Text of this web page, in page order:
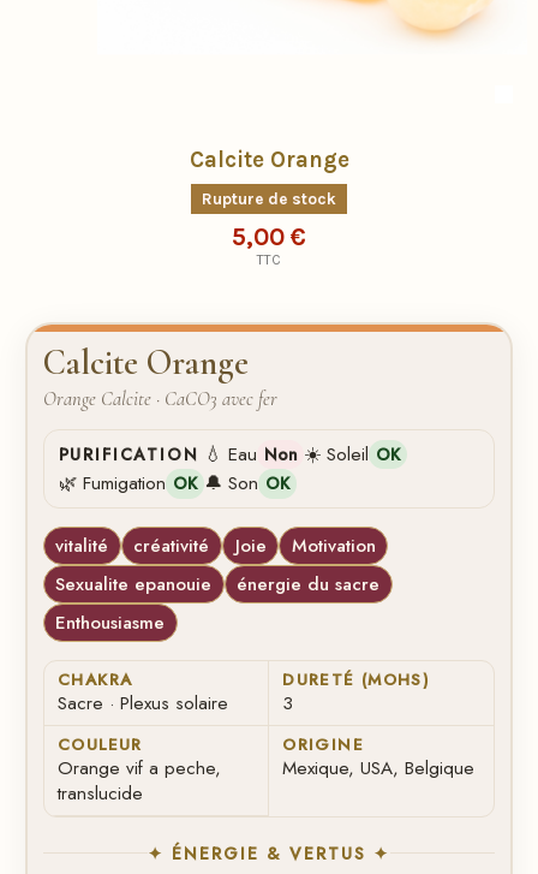
Calcite Orange
Rupture de stock
5,00 €
TTC
Calcite Orange
Orange Calcite · CaCO3 avec fer
PURIFICATION 💧 Eau Non ☀️ Soleil OK
🌿 Fumigation OK 🔔 Son OK
vitalité créativité Joie
Motivation
Sexualite epanouie
énergie du sacre
Enthousiasme
CHAKRA
Sacre · Plexus solaire
DURETÉ (MOHS)
3
COULEUR
Orange vif a peche,
translucide
ORIGINE
Mexique, USA, Belgique
✦ ÉNERGIE & VERTUS ✦